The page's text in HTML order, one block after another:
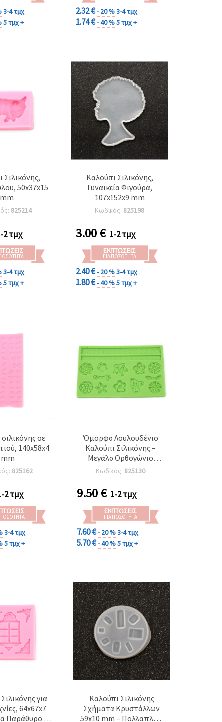
3-4 τμχ
5 τμχ +
2.32 €- 20 %3-4 τμχ
1.74 €- 40 %5 τμχ +
Σιλικόνης,
50x37x15
mm
825214
2 τμχ
3-4 τμχ
5 τμχ +
Καλούπι Σιλικόνης,
Γυναικεία Φιγούρα,
107x152x9 mm
Κωδικός: 825198
3.00€ 1-2 τμχ
ΕΚΠΤΏΣΕΙΣ
ΓΙΑ ΠΟΣΌΤΗΤΑ
2.40 €- 20 %3-4 τμχ
1.80 €- 40 %5 τμχ +
σε
140x58x4
mm
825162
2 τμχ
ΠΟΣΌΤΗΤΑ
3-4 τμχ
5 τμχ +
Όμορφο Λουλουδένιο
Καλούπι Σιλικόνης –
Μεγάλο Ορθογώνιο
200x128x8 mm, Σχέδιο με
Πολλά Λουλούδια –
Ιδανικό για Ρητίνη,
Σαπούνι, Κερί &
Δημιουργικές
Κατασκευές DIY
Κωδικός: 825130
9.50€ 1-2 τμχ
ΕΚΠΤΏΣΕΙΣ
ΓΙΑ ΠΟΣΌΤΗΤΑ
7.60 €- 20 %3-4 τμχ
5.70 €- 40 %5 τμχ +
για
64x67x7
Παράθυρο με
Καλούπι Σιλικόνης
Σχήματα Κρυστάλλων
59x10 mm – Πολλαπλών